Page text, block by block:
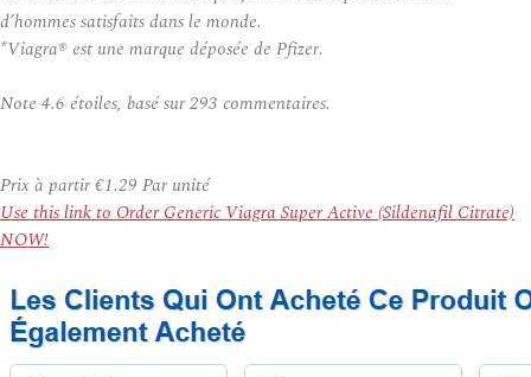
d’hommes satisfaits dans le monde.
*Viagra® est une marque déposée de Pfizer.
Note 4.6 étoiles, basé sur293 commentaires.
Prix à partir€1.29 Par unité
Use this link to Order Generic Viagra Super Active (Sildenafil Citrate)
NOW!